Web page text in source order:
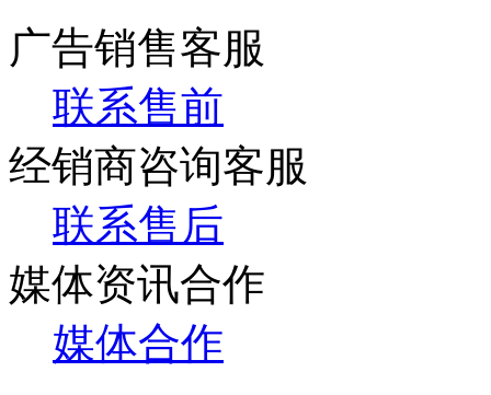
广告销售客服
联系售前
经销商咨询客服
联系售后
媒体资讯合作
媒体合作